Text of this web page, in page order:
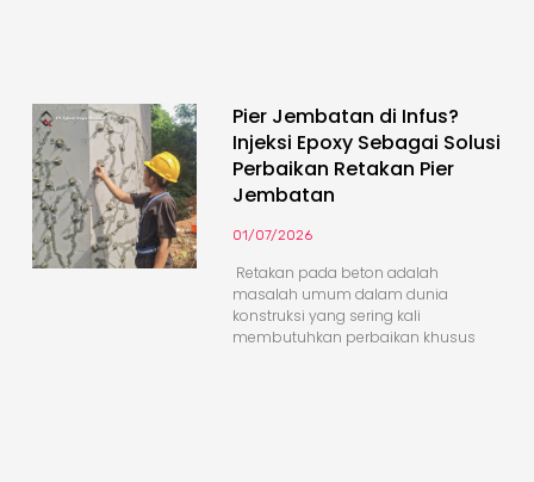
Pier Jembatan di Infus?
Injeksi Epoxy Sebagai Solusi
Perbaikan Retakan Pier
Jembatan
01/07/2026
Retakan pada beton adalah
masalah umum dalam dunia
konstruksi yang sering kali
membutuhkan perbaikan khusus